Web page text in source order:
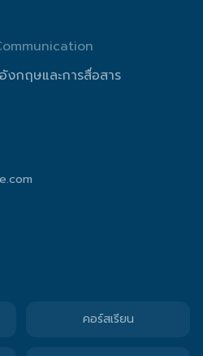
งกฤษและการสื่อสาร
คอร์สเรียน